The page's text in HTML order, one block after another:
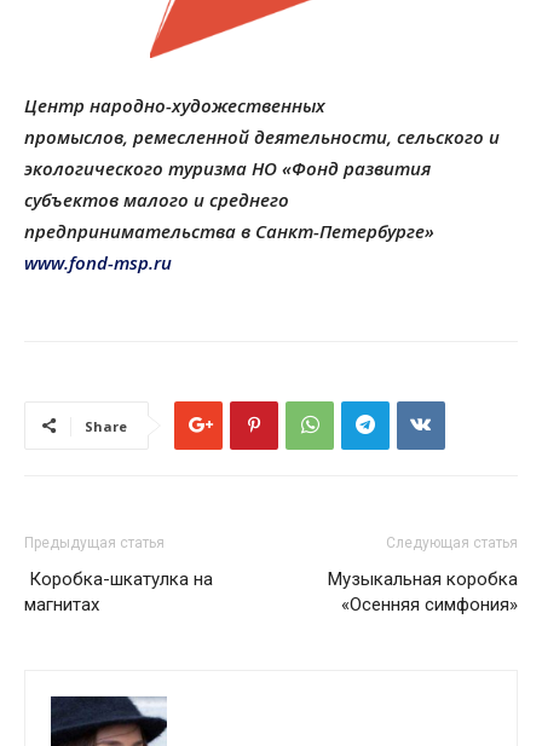
Центр народно-художественных
промыслов, ремесленной деятельности, сельского и
экологического туризма НО «Фонд развития
субъектов малого и среднего
предпринимательства в Санкт-Петербурге»
www.fond-msp.ru
Share
Предыдущая статья
Коробка-шкатулка на
магнитах
Следующая статья
Музыкальная коробка
«Осенняя симфония»